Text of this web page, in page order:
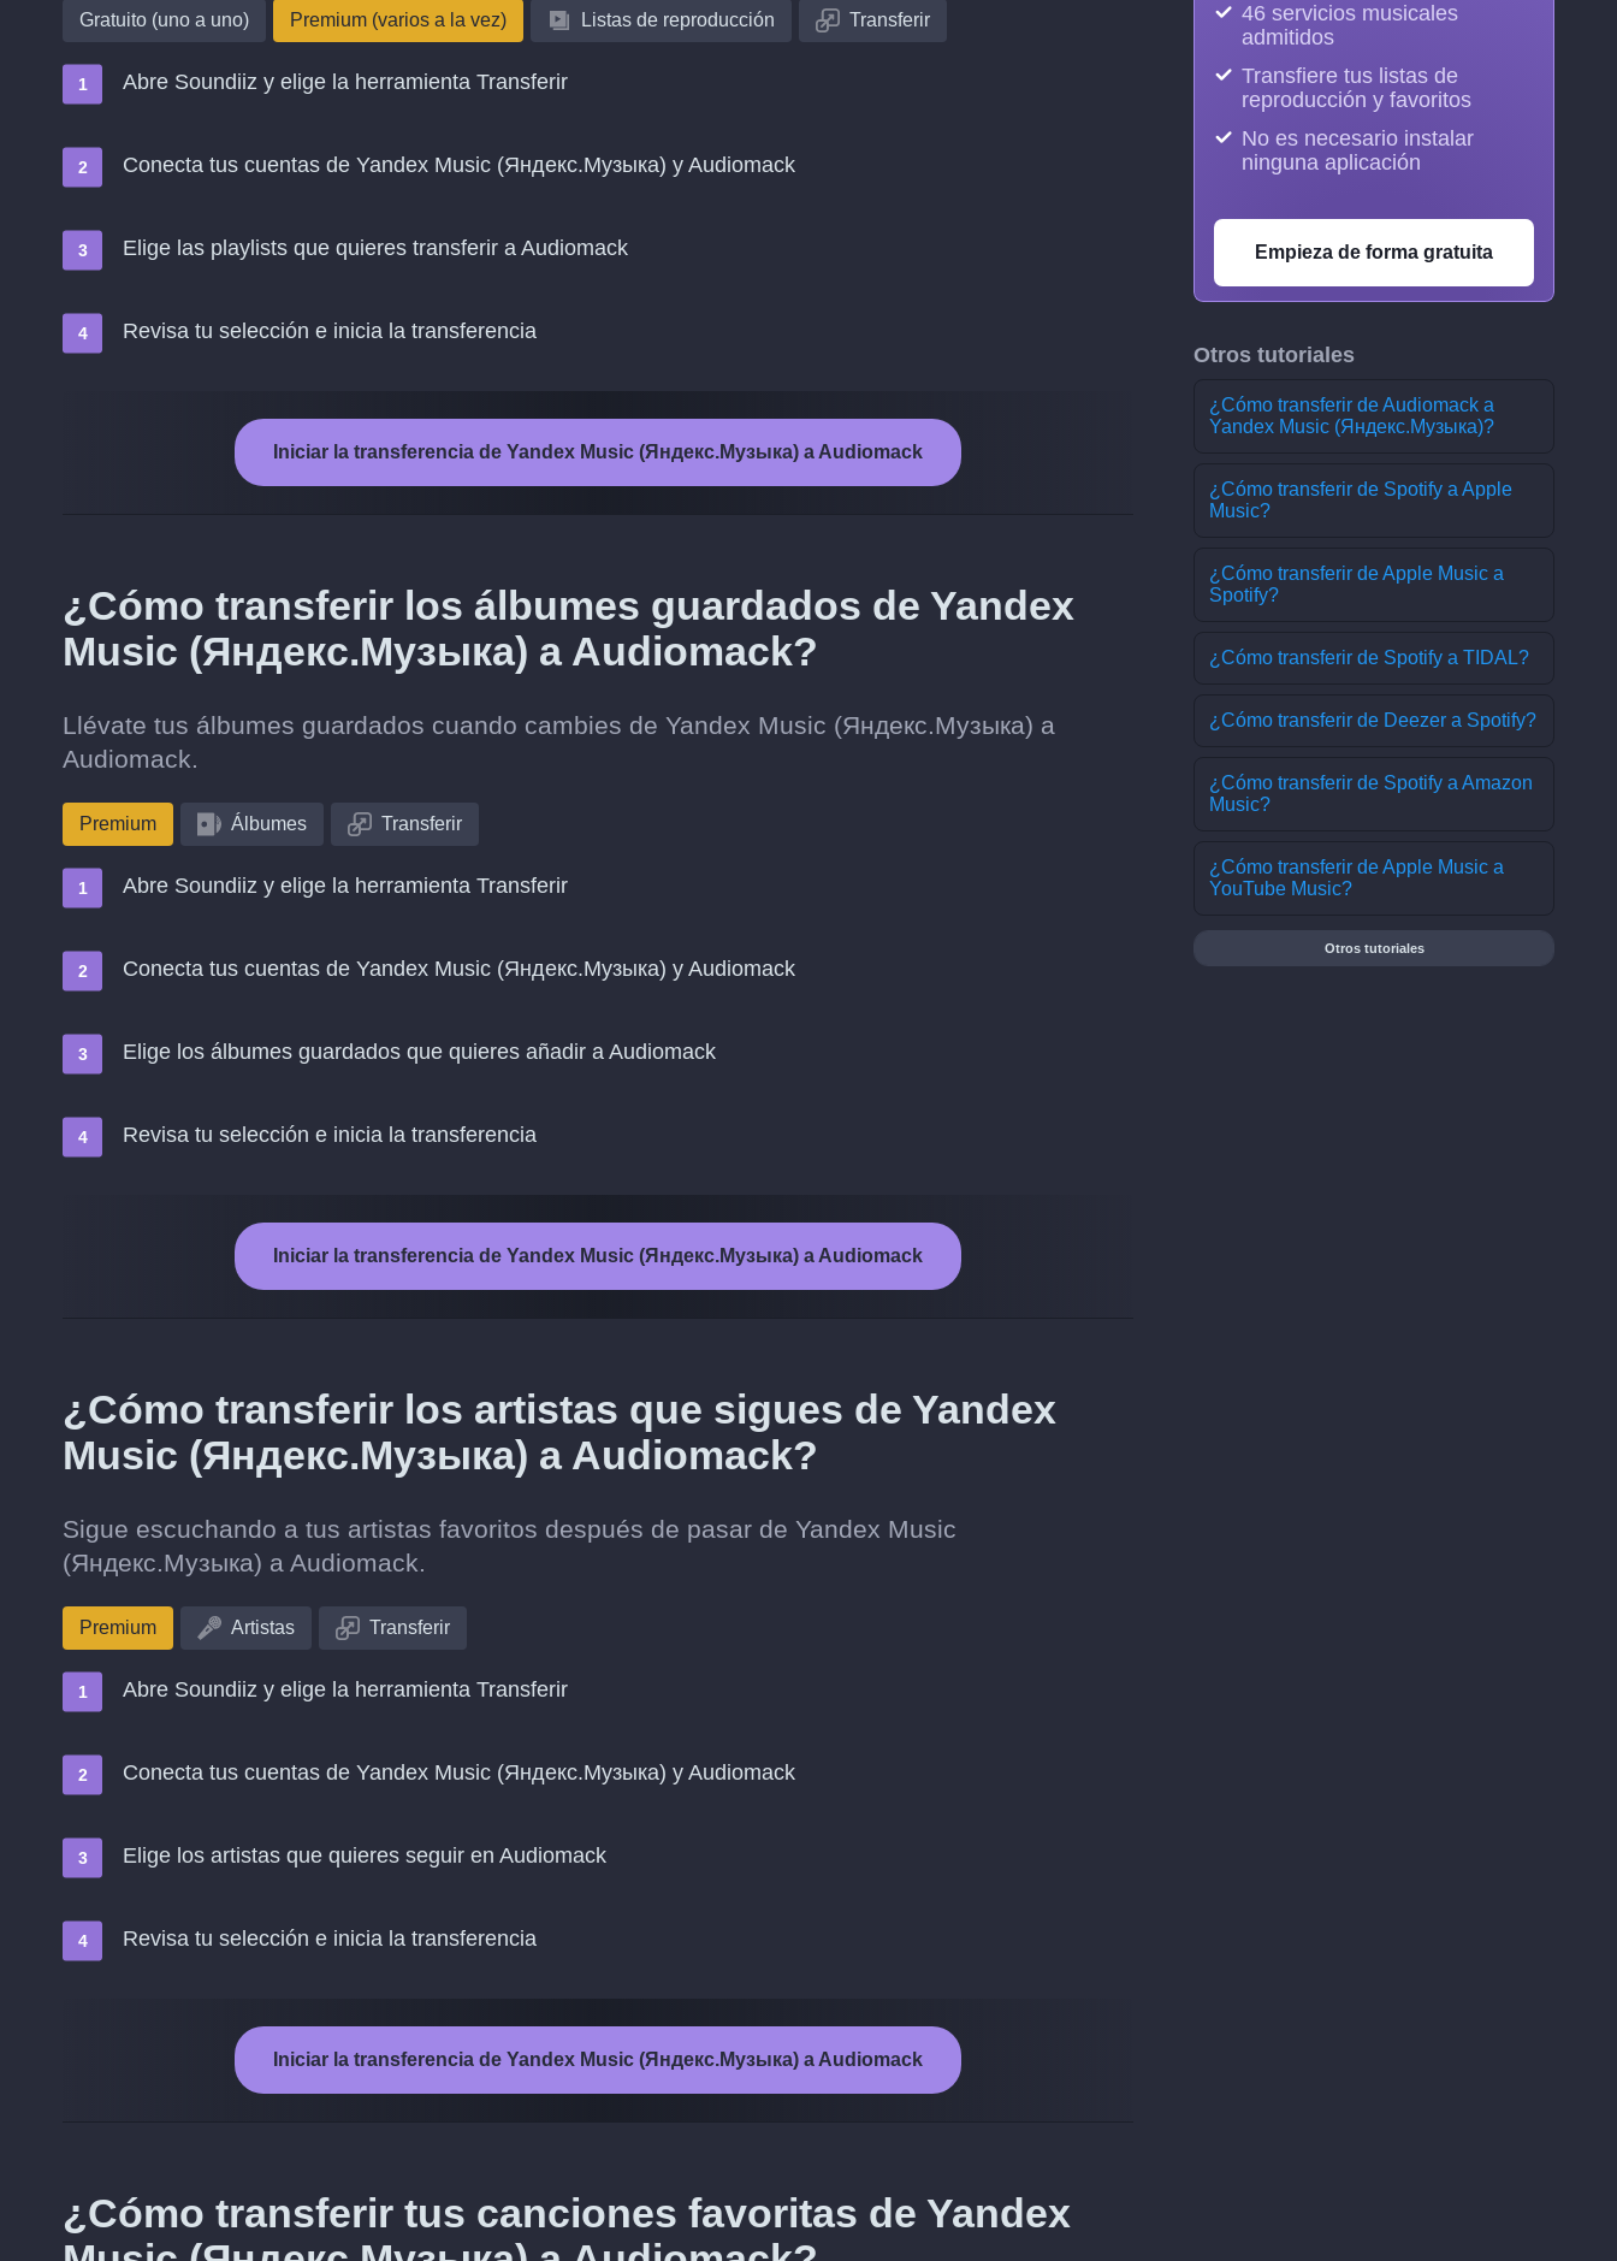
Gratuito (uno a uno) Premium (varios a la vez) Listas de reproducción Transferir
Abre Soundiiz y elige la herramienta Transferir
Conecta tus cuentas de Yandex Music (Яндекс.Музыка) y Audiomack
Elige las playlists que quieres transferir a Audiomack
Revisa tu selección e inicia la transferencia
Iniciar la transferencia de Yandex Music (Яндекс.Музыка) a Audiomack
¿Cómo transferir los álbumes guardados de Yandex
Music (Яндекс.Музыка) a Audiomack?
Llévate tus álbumes guardados cuando cambies de Yandex Music (Яндекс.Музыка) a
Audiomack.
Premium Álbumes Transferir
Abre Soundiiz y elige la herramienta Transferir
Conecta tus cuentas de Yandex Music (Яндекс.Музыка) y Audiomack
Elige los álbumes guardados que quieres añadir a Audiomack
Revisa tu selección e inicia la transferencia
Iniciar la transferencia de Yandex Music (Яндекс.Музыка) a Audiomack
¿Cómo transferir los artistas que sigues de Yandex
Music (Яндекс.Музыка) a Audiomack?
Sigue escuchando a tus artistas favoritos después de pasar de Yandex Music
(Яндекс.Музыка) a Audiomack.
Premium Artistas Transferir
Abre Soundiiz y elige la herramienta Transferir
Conecta tus cuentas de Yandex Music (Яндекс.Музыка) y Audiomack
Elige los artistas que quieres seguir en Audiomack
Revisa tu selección e inicia la transferencia
Iniciar la transferencia de Yandex Music (Яндекс.Музыка) a Audiomack
¿Cómo transferir tus canciones favoritas de Yandex
46 servicios musicales
admitidos
Transfiere tus listas de
reproducción y favoritos
No es necesario instalar
ninguna aplicación
Empieza de forma gratuita
Otros tutoriales
¿Cómo transferir de Audiomack a
Yandex Music (Яндекс.Музыка)?
¿Cómo transferir de Spotify a Apple
Music?
¿Cómo transferir de Apple Music a
Spotify?
¿Cómo transferir de Spotify a TIDAL?
¿Cómo transferir de Deezer a Spotify?
¿Cómo transferir de Spotify a Amazon
Music?
¿Cómo transferir de Apple Music a
YouTube Music?
Otros tutoriales